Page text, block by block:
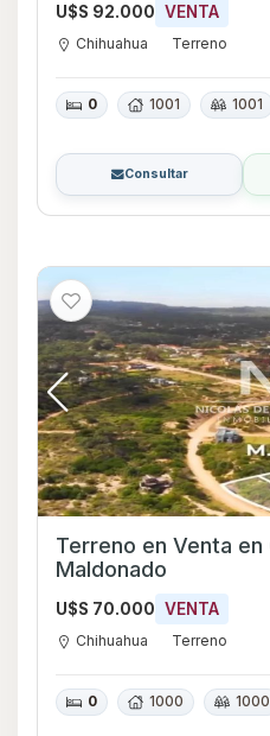
U$S 92.000 VENTA
Chihuahua Terreno
0 1001 1001
Consultar
Terreno en Venta en Chihuahua,
Maldonado
U$S 70.000 VENTA
Chihuahua Terreno
0 1000 1000